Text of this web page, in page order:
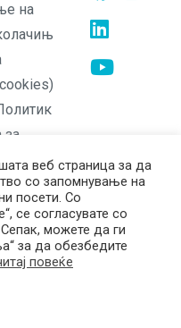
на
за
на
Opens
in
aOpens
new
tab
веб страница за да
со запомнување на
посети. Со
се согласувате со
можете да ги
за да обезбедите
повеќе